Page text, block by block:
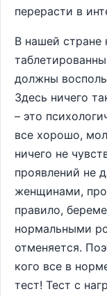
перерасти в
В нашей стране
должны
Здесь ничего
– это
все хорошо,
ничего не
проявлений не
женщинами,
правило,
нормальными
отменяется.
кого все в
тест! Тест с